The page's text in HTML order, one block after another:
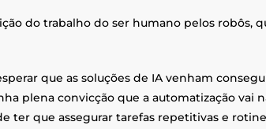
do trabalho do ser humano pelos robôs,
que as soluções de IA venham
plena convicção que a automatização vai
ter que assegurar tarefas repetitivas e